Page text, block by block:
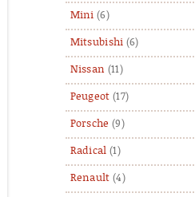
Mini (6)
Mitsubishi (6)
Nissan (11)
Peugeot (17)
Porsche (9)
Radical (1)
Renault (4)